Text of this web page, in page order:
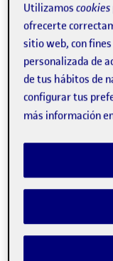
DEBATE 0
EN
No hay
Lo siento, debes
PEC3
Publicado por
Jesus
Visibilidad:
Pública-6 Abr
Utilizamoscookies
ofrecerte
sitio web, con
personalizada de
de tus hábitos de
configurar tus
más información